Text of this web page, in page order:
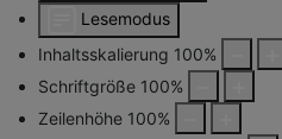
Lesemodus
Inhaltsskalierung 100%
Schriftgröße 100%
Zeilenhöhe 100%